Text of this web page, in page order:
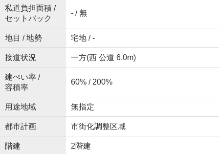
私道負担面積 /
セットバック
- / 無
地目 / 地勢 宅地 / -
接道状況 一方(西 公道 6.0m)
建ぺい率 /
容積率
60% / 200%
用途地域 無指定
都市計画 市街化調整区域
階建 2階建